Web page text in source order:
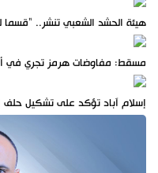
هيئة الحشد الشعبي تنشر..
مسقط: مفاوضات هرمز تجري في
إسلام آباد تؤكد على تشكيل حلف